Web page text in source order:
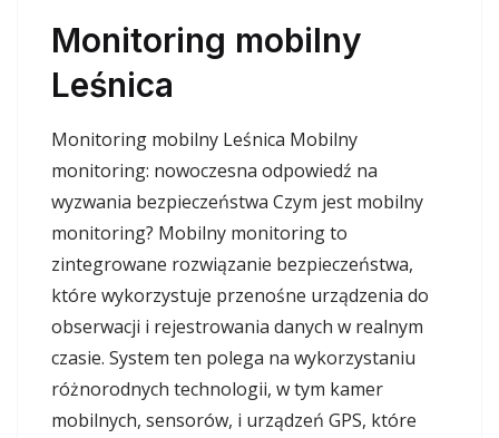
Monitoring mobilny
Leśnica
Monitoring mobilny Leśnica Mobilny
monitoring: nowoczesna odpowiedź na
wyzwania bezpieczeństwa Czym jest mobilny
monitoring? Mobilny monitoring to
zintegrowane rozwiązanie bezpieczeństwa,
które wykorzystuje przenośne urządzenia do
obserwacji i rejestrowania danych w realnym
czasie. System ten polega na wykorzystaniu
różnorodnych technologii, w tym kamer
mobilnych, sensorów, i urządzeń GPS, które